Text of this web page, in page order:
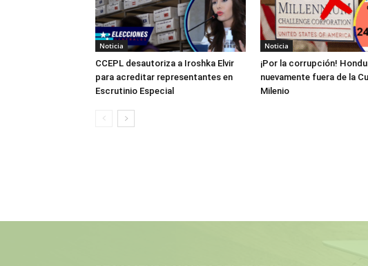
Noticia
CCEPL desautoriza a Iroshka Elvir
para acreditar representantes en
Escrutinio Especial
Noticia
¡Por la corrupción!
nuevamente fuera de la
Milenio